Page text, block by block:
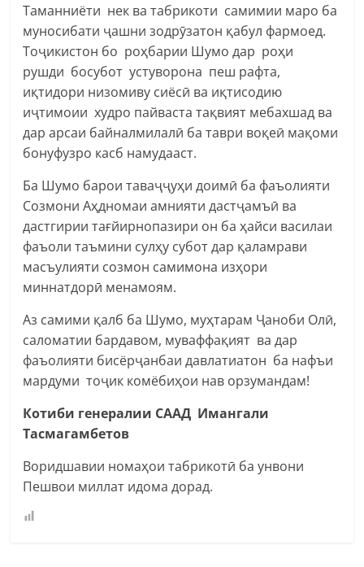
Таманниёти нек ва табрикоти самимии маро ба
муносибати ҷашни зодрӯзатон қабул фармоед.
Тоҷикистон бо роҳбарии Шумо дар роҳи
рушди босубот устуворона пеш рафта,
иқтидори низомиву сиёсӣ ва иқтисодию
иҷтимоии худро пайваста тақвият мебахшад ва
дар арсаи байналмилалӣ ба таври воқеӣ мақоми
бонуфузро касб намудааст.
Ба Шумо барои таваҷҷуҳи доимӣ ба фаъолияти
Созмони Аҳдномаи амнияти дастҷамъӣ ва
дастгирии тағйирнопазири он ба ҳайси василаи
фаъоли таъмини сулҳу субот дар қаламрави
масъулияти созмон самимона изҳори
миннатдорӣ менамоям.
Аз самими қалб ба Шумо, муҳтарам Ҷаноби Олӣ,
саломатии бардавом, муваффақият ва дар
фаъолияти бисёрҷанбаи давлатиатон ба нафъи
мардуми тоҷик комёбиҳои нав орзумандам!
Котиби генералии СААД Имангали
Тасмагамбетов
Воридшавии номаҳои табрикотӣ ба унвони
Пешвои миллат идома дорад.